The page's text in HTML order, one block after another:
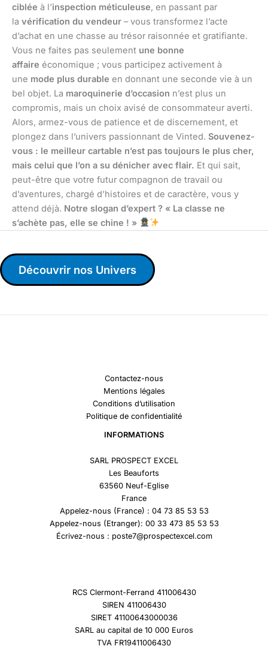
ciblée à l’inspection méticuleuse, en passant par
la vérification du vendeur – vous transformez l’acte
d’achat en une chasse au trésor raisonnée et gratifiante.
Vous ne faites pas seulement une bonne
affaire économique ; vous participez activement à
une mode plus durable en donnant une seconde vie à un
bel objet. La maroquinerie d’occasion n’est plus un
compromis, mais un choix avisé de consommateur averti.
Alors, armez-vous de patience et de discernement, et
plongez dans l’univers passionnant de Vinted. Souvenez-
vous : le meilleur cartable n’est pas toujours le plus cher,
mais celui que l’on a su dénicher avec flair. Et qui sait,
peut-être que votre futur compagnon de travail ou
d’aventures, chargé d’histoires et de caractère, vous y
attend déjà. Notre slogan d’expert ? « La classe ne
s’achète pas, elle se chine ! »
Découvrir nos Univers
Contactez-nous
Mentions légales
Conditions d’utilisation
Politique de confidentialité
INFORMATIONS
SARL PROSPECT EXCEL
Les Beauforts
63560 Neuf-Eglise
France
Appelez-nous (France) : 04 73 85 53 53
Appelez-nous (Etranger): 00 33 473 85 53 53
Écrivez-nous : poste7@prospectexcel.com
RCS Clermont-Ferrand 411006430
SIREN 411006430
SIRET 41100643000036
SARL au capital de 10 000 Euros
TVA FR19411006430